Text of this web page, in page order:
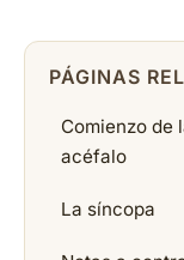
PÁGINAS
Comienzo de
acéfalo
La síncopa